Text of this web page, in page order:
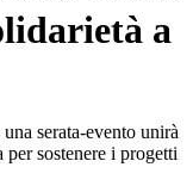
a
serata-evento unirà
per sostenere i progetti